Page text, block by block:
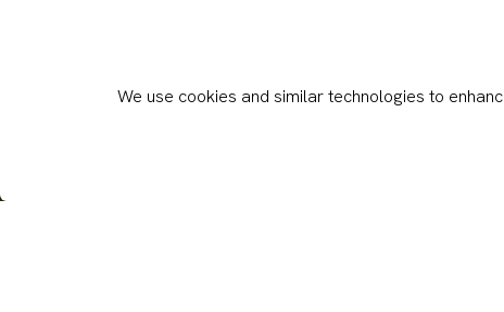
We use cookies and similar technologies to